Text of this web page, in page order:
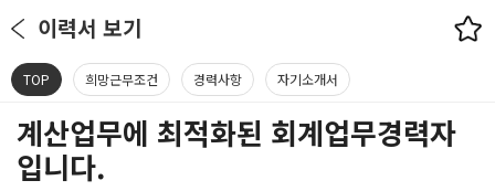
이력서 보기
TOP 희망근무조건 경력사항 자기소개서
계산업무에 최적화된 회계업무경력자
입니다.